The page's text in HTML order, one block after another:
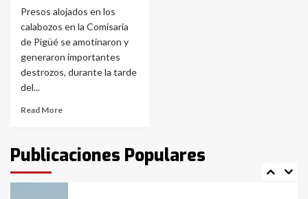
Presos alojados en los
calabozos en la Comisaría
de Pigüé se amotinaron y
generaron importantes
destrozos, durante la tarde
del...
Read More
Publicaciones Populares
5
6
La Bolsa de Cereales de Bahía
Blanca anticipa que Agosto vendrá
con lluvias y heladas, en gran parte
fueron detenidos por
comercialización de drogas en la
tarde del sábado